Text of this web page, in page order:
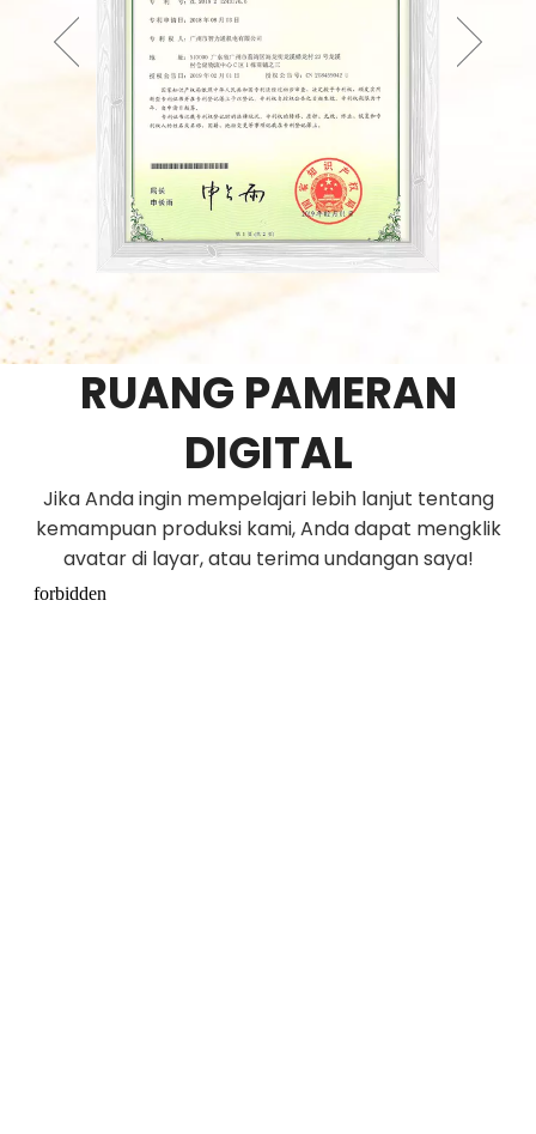
RUANG PAMERAN
DIGITAL
Jika Anda ingin mempelajari lebih lanjut tentang
kemampuan produksi kami, Anda dapat mengklik
avatar di layar, atau terima undangan saya!